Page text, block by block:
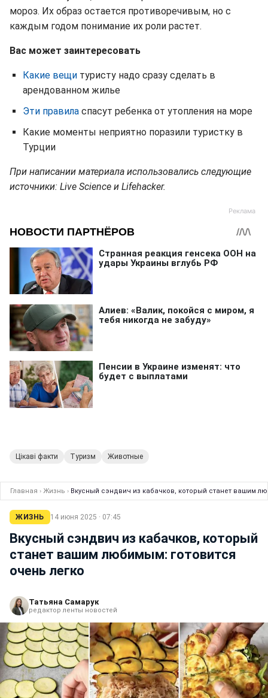
мороз. Их образ остается противоречивым, но с
каждым годом понимание их роли растет.
Вас может заинтересовать
Какие вещи туристу надо сразу сделать в
арендованном жилье
Эти правила спасут ребенка от утопления на море
Какие моменты неприятно поразили туристку в
Турции
При написании материала использовались следующие
источники: Live Science и Lifehacker.
Цікаві факти Туризм Животные
Главная › Жизнь › Вкусный сэндвич из кабачков, который станет вашим
ЖИЗНЬ 14 июня 2025 · 07:45
Вкусный сэндвич из кабачков, который
станет вашим любимым: готовится
очень легко
Татьяна Самарук
редактор ленты новостей